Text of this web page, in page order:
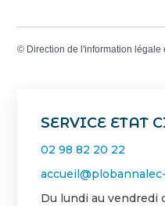
SERVICE ETAT
02 98 82 20 22
Du lundi au vendredi
© Direction de l'information légale